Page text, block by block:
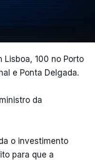
Lisboa, 100 no Porto
e Ponta Delgada.
da
o investimento
para que a